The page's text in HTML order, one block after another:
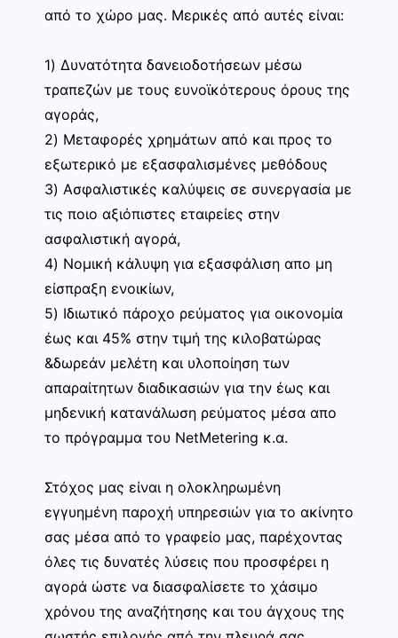
από το χώρο μας. Μερικές από αυτές είναι:
1) Δυνατότητα δανειοδοτήσεων μέσω
τραπεζών με τους ευνοϊκότερους όρους της
αγοράς,
2) Μεταφορές χρημάτων από και προς το
εξωτερικό με εξασφαλισμένες μεθόδους
3) Ασφαλιστικές καλύψεις σε συνεργασία με
τις ποιο αξιόπιστες εταιρείες στην
ασφαλιστική αγορά,
4) Νομική κάλυψη για εξασφάλιση απο μη
είσπραξη ενοικίων,
5) Ιδιωτικό πάροχο ρεύματος για οικονομία
έως και 45% στην τιμή της κιλοβατώρας
&δωρεάν μελέτη και υλοποίηση των
απαραίτητων διαδικασιών για την έως και
μηδενική κατανάλωση ρεύματος μέσα απο
το πρόγραμμα του NetMetering κ.α.
Στόχος μας είναι η ολοκληρωμένη
εγγυημένη παροχή υπηρεσιών για το ακίνητο
σας μέσα από το γραφείο μας, παρέχοντας
όλες τις δυνατές λύσεις που προσφέρει η
αγορά ώστε να διασφαλίσετε το χάσιμο
χρόνου της αναζήτησης και του άγχους της